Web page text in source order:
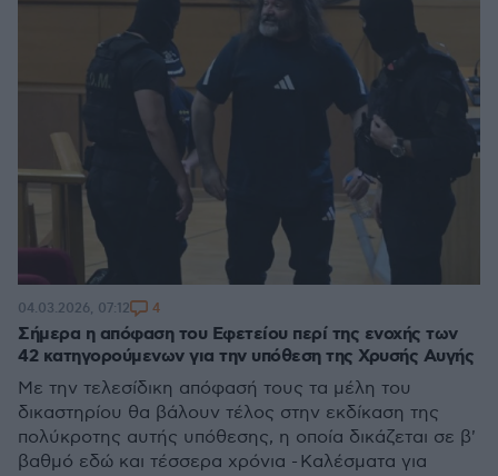
Σήμερα η απόφαση του Εφετείου περί της ενοχής των
42 κατηγορούμενων για την υπόθεση της Χρυσής Αυγής
Με την τελεσίδικη απόφασή τους τα μέλη του
δικαστηρίου θα βάλουν τέλος στην εκδίκαση της
πολύκροτης αυτής υπόθεσης, η οποία δικάζεται σε β'
βαθμό εδώ και τέσσερα χρόνια - Καλέσματα για
04.03.2026, 07:12 4